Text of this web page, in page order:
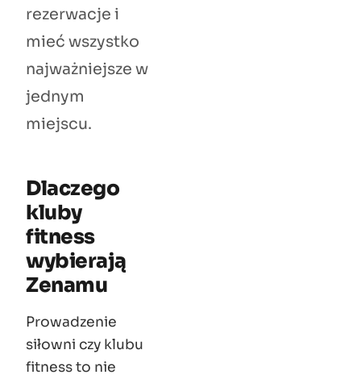
rezerwacje i
mieć wszystko
najważniejsze w
jednym
miejscu.
Dlaczego
kluby
fitness
wybierają
Zenamu
Prowadzenie
siłowni czy klubu
fitness to nie